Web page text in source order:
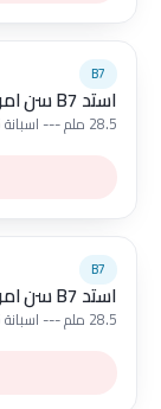
B7
استد B7 سن امريكي 150 * 1/8-1 انج
28.5 ملم --- اسبانة 45
B7
استد B7 سن امريكي 175 * 1/8-1 انج
28.5 ملم --- اسبانة 45